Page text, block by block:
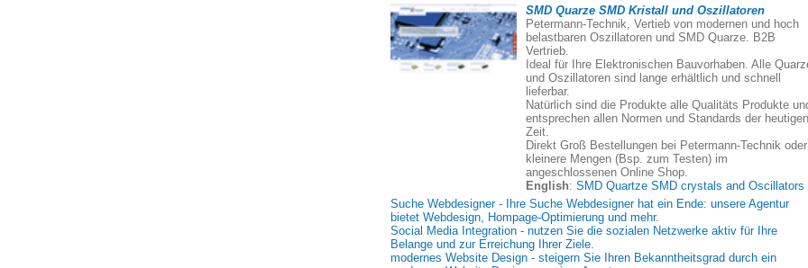
SMD Quarze SMD Kristall und Oszillatoren
Petermann-Technik, Vertieb von modernen und hoch
belastbaren Oszillatoren und SMD Quarze. B2B
Vertrieb.
Ideal für Ihre Elektronischen Bauvorhaben. Alle
und Oszillatoren sind lange erhältlich und schnell
lieferbar.
Natürlich sind die Produkte alle Qualitäts Produkte
entsprechen allen Normen und Standards der heutigen
Zeit.
Direkt Groß Bestellungen bei Petermann-Technik oder
kleinere Mengen (Bsp. zum Testen) im
angeschlossenen Online Shop.
English: SMD Quartze SMD crystals and Oscillators
Suche Webdesigner - Ihre Suche Webdesigner hat ein Ende: unsere Agentur
bietet Webdesign, Hompage-Optimierung und mehr.
Social Media Integration - nutzen Sie die sozialen Netzwerke aktiv für Ihre
Belange und zur Erreichung Ihrer Ziele.
modernes Website Design - steigern Sie Ihren Bekanntheitsgrad durch ein